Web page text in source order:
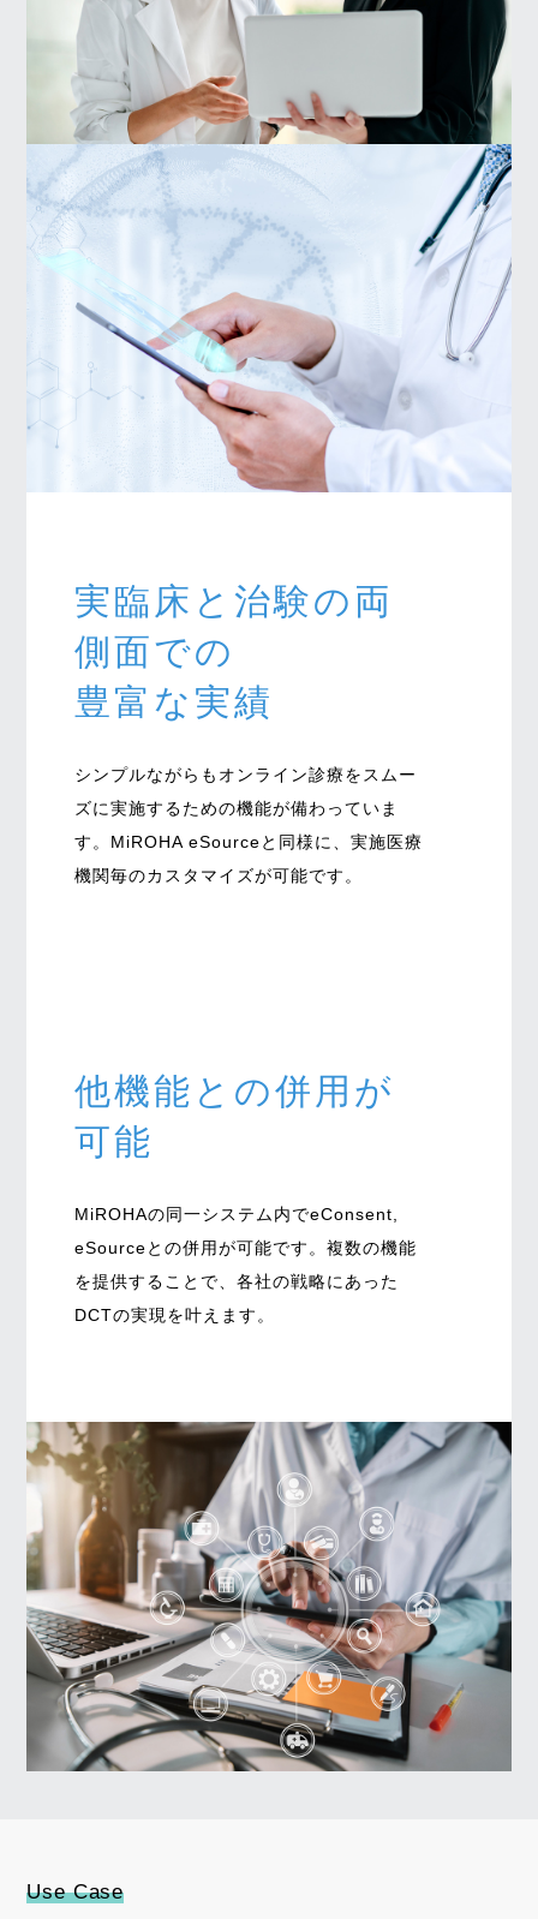
実臨床と治験の両
側面での
豊富な実績
シンプルながらもオンライン診療をスムー
ズに実施するための機能が備わっていま
す。MiROHA eSourceと同様に、実施医療
機関毎のカスタマイズが可能です。
他機能との併用が
可能
MiROHAの同一システム内でeConsent,
eSourceとの併用が可能です。複数の機能
を提供することで、各社の戦略にあった
DCTの実現を叶えます。
Use Case